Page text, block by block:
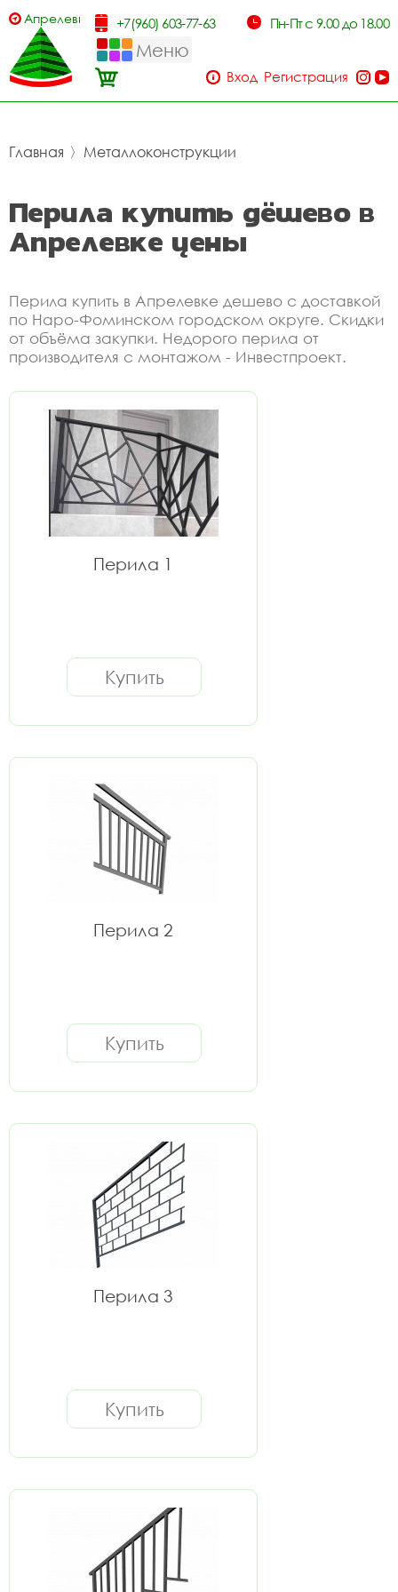
Апрелевка +7(960) 603-77-63 Пн-Пт с 9.00 до 18.00
Меню
Вход Регистрация
Главная 〉 Металлоконструкции
Перила купить дёшево в
Апрелевке цены
Перила купить в Апрелевке дешево с доставкой
по Наро-Фоминском городском округе. Скидки
от объёма закупки. Недорого перила от
производителя с монтажом - Инвестпроект.
Перила 1
Купить
Перила 2
Купить
Перила 3
Купить